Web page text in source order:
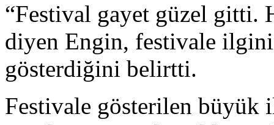
“Festival gayet güzel gitti.
diyen Engin, festivale
gösterdiğini belirtti.
Festivale gösterilen büyük